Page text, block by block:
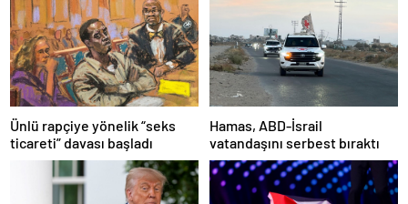
Ünlü rapçiye yönelik “seks
ticareti” davası başladı
Hamas, ABD-İsrail
vatandaşını serbest bıraktı